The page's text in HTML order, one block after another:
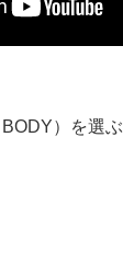
）を選ぶ